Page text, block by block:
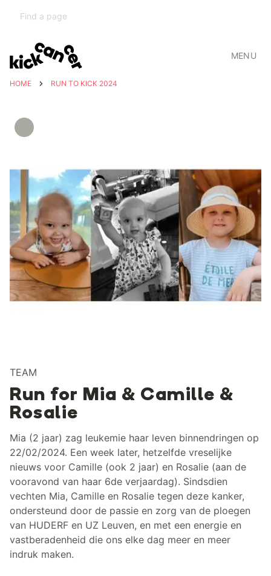
MENU
HOME RUN TO KICK 2024
TEAM
Run for Mia & Camille &
Rosalie
Mia (2 jaar) zag leukemie haar leven binnendringen op
22/02/2024. Een week later, hetzelfde vreselijke
nieuws voor Camille (ook 2 jaar) en Rosalie (aan de
vooravond van haar 6de verjaardag). Sindsdien
vechten Mia, Camille en Rosalie tegen deze kanker,
ondersteund door de passie en zorg van de ploegen
van HUDERF en UZ Leuven, en met een energie en
vastberadenheid die ons elke dag meer en meer
indruk maken.